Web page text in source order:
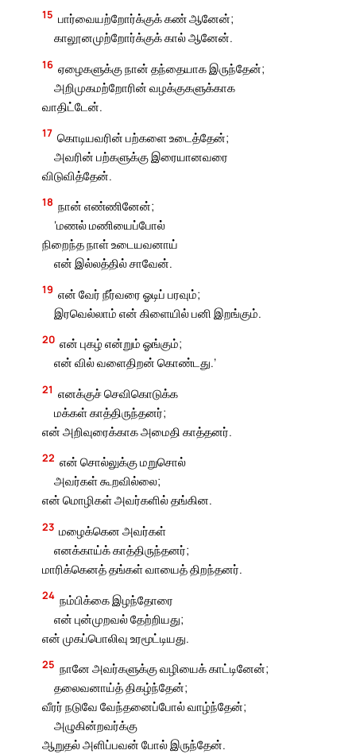
15 பார்வையற்றோர்க்குக் கண் ஆனேன்;
காலூனமுற்றோர்க்குக் கால் ஆனேன்.
16 ஏழைகளுக்கு நான் தந்தையாக இருந்தேன்;
அறிமுகமற்றோரின் வழக்குகளுக்காக
வாதிட்டேன்.
17 கொடியவரின் பற்களை உடைத்தேன்;
அவரின் பற்களுக்கு இரையானவரை
விடுவித்தேன்.
18 நான் எண்ணினேன்;
‘மணல் மணியைப்போல்
நிறைந்த நாள் உடையவனாய்
என் இல்லத்தில் சாவேன்.
19 என் வேர் நீர்வரை ஓடிப் பரவும்;
இரவெல்லாம் என் கிளையில் பனி இறங்கும்.
20 என் புகழ் என்றும் ஓங்கும்;
என் வில் வளைதிறன் கொண்டது.’
21 எனக்குச் செவிகொடுக்க
மக்கள் காத்திருந்தனர்;
என் அறிவுரைக்காக அமைதி காத்தனர்.
22 என் சொல்லுக்கு மறுசொல்
அவர்கள் கூறவில்லை;
என் மொழிகள் அவர்களில் தங்கின.
23 மழைக்கென அவர்கள்
எனக்காய்க் காத்திருந்தனர்;
மாரிக்கெனத் தங்கள் வாயைத் திறந்தனர்.
24 நம்பிக்கை இழந்தோரை
என் புன்முறவல் தேற்றியது;
என் முகப்பொலிவு உரமூட்டியது.
25 நானே அவர்களுக்கு வழியைக் காட்டினேன்;
தலைவனாய்த் திகழ்ந்தேன்;
வீரர் நடுவே வேந்தனைப்போல் வாழ்ந்தேன்;
அழுகின்றவர்க்கு
ஆறுதல் அளிப்பவன் போல் இருந்தேன்.